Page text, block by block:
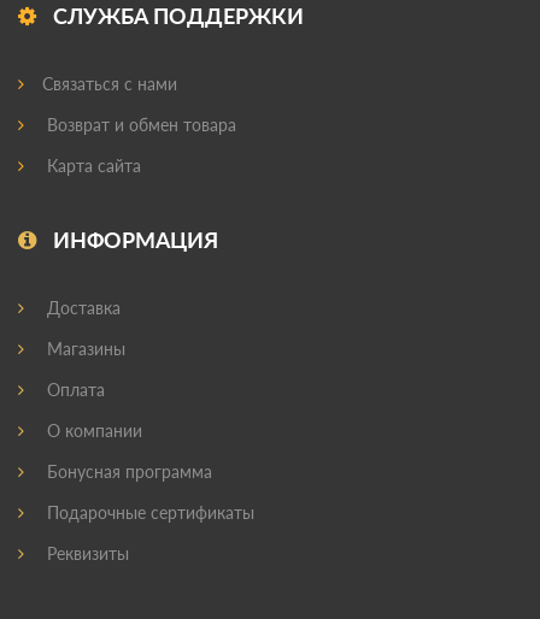
СЛУЖБА ПОДДЕРЖКИ
Связаться с нами
Возврат и обмен товара
Карта сайта
ИНФОРМАЦИЯ
Доставка
Магазины
Оплата
О компании
Бонусная программа
Подарочные сертификаты
Реквизиты